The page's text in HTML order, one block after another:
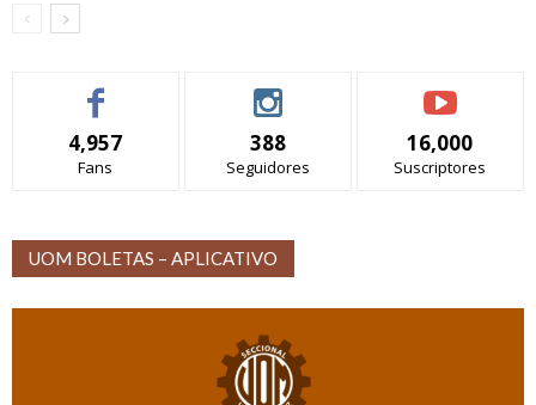
4,957
Fans
388
Seguidores
16,000
Suscriptores
UOM BOLETAS – APLICATIVO